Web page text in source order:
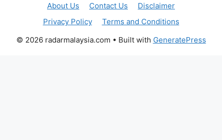
About Us Contact Us
Disclaimer
Privacy Policy
Terms and Conditions
© 2026 radarmalaysia.com • Built with GeneratePress